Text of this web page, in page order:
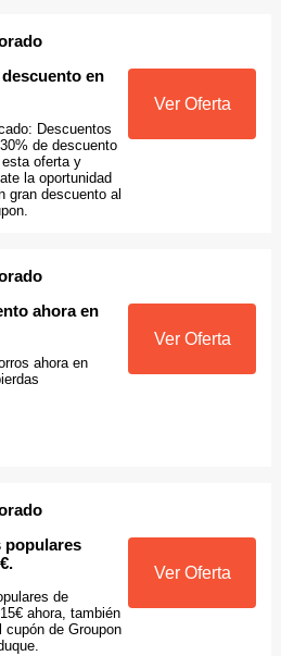
en
Descuentos
de descuento
oferta y
la oportunidad
gran descuento al
Ver Oferta
ahora en
ahora en
Ver Oferta
populares
de
ahora, también
cupón de Groupon
Ver Oferta